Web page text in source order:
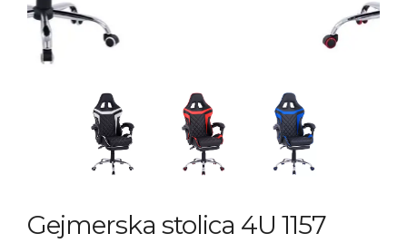
Gejmerska stolica 4U 1157